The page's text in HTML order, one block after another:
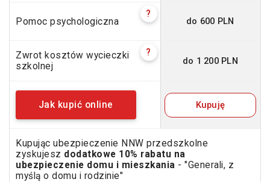
Pomoc psychologiczna
?
do 600 PLN
Zwrot kosztów wycieczki
szkolnej
?
do 1 200 PLN
Jak kupić online Kupuję
Kupując ubezpieczenie NNW przedszkolne
zyskujesz dodatkowe 10% rabatu na
ubezpieczenie domu i mieszkania - "Generali, z
myślą o domu i rodzinie"